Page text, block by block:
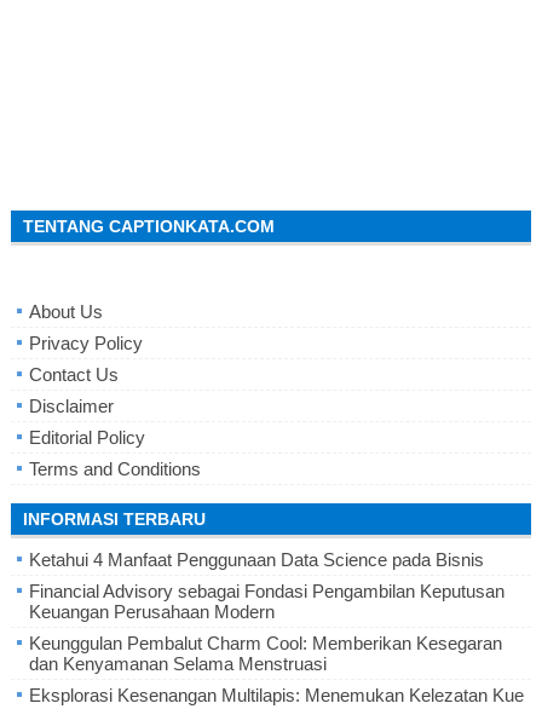
TENTANG CAPTIONKATA.COM
About Us
Privacy Policy
Contact Us
Disclaimer
Editorial Policy
Terms and Conditions
INFORMASI TERBARU
Ketahui 4 Manfaat Penggunaan Data Science pada Bisnis
Financial Advisory sebagai Fondasi Pengambilan Keputusan
Keuangan Perusahaan Modern
Keunggulan Pembalut Charm Cool: Memberikan Kesegaran
dan Kenyamanan Selama Menstruasi
Eksplorasi Kesenangan Multilapis: Menemukan Kelezatan Kue